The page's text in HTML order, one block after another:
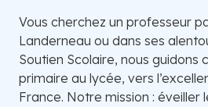
Vous cherchez un professeur
Landerneau ou dans ses
Soutien Scolaire, nous guidons
primaire au lycée, vers
France. Notre mission : éveiller